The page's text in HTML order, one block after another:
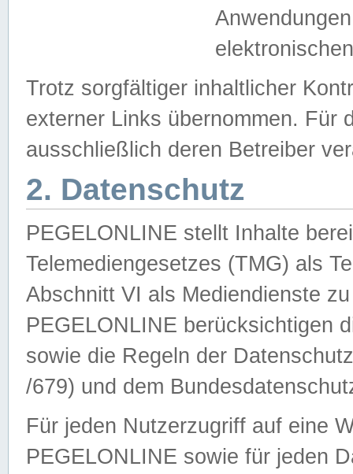
Trotz sorgfältiger inhaltlicher
externer Links übernommen. Für
ausschließlich deren Betreiber
2. Datenschutz
PEGELONLINE stellt Inhalte
Telemediengesetzes (TMG) als
Abschnitt VI als Mediendienste
PEGELONLINE berücksichtigen
sowie die Regeln der
/679) und dem
Für jeden Nutzerzugriff auf eine
PEGELONLINE sowie für jeden